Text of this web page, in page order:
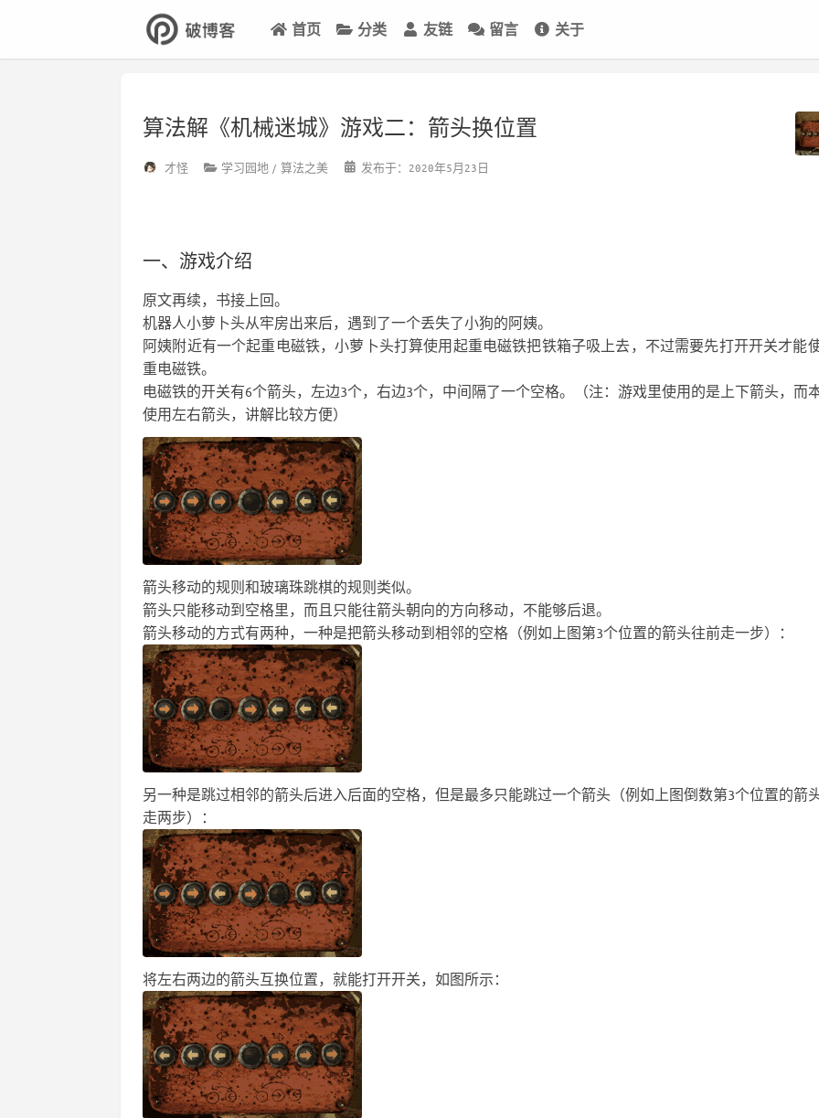
首页 分类 友链 留言 关于
算法解《机械迷城》游戏二：箭头换位置
才怪 学习园地 算法之美 发布于：2020年5月23日
一、游戏介绍
原文再续，书接上回。
机器人小萝卜头从牢房出来后，遇到了一个丢失了小狗的阿姨。
阿姨附近有一个起重电磁铁，小萝卜头打算使用起重电磁铁把铁箱子吸上去，不过需要先打开开关才能
重电磁铁。
电磁铁的开关有6个箭头，左边3个，右边3个，中间隔了一个空格。（注：游戏里使用的是上下箭头，而
使用左右箭头，讲解比较方便）
箭头移动的规则和玻璃珠跳棋的规则类似。
箭头只能移动到空格里，而且只能往箭头朝向的方向移动，不能够后退。
箭头移动的方式有两种，一种是把箭头移动到相邻的空格（例如上图第3个位置的箭头往前走一步）：
另一种是跳过相邻的箭头后进入后面的空格，但是最多只能跳过一个箭头（例如上图倒数第3个位置的箭
走两步）：
将左右两边的箭头互换位置，就能打开开关，如图所示：